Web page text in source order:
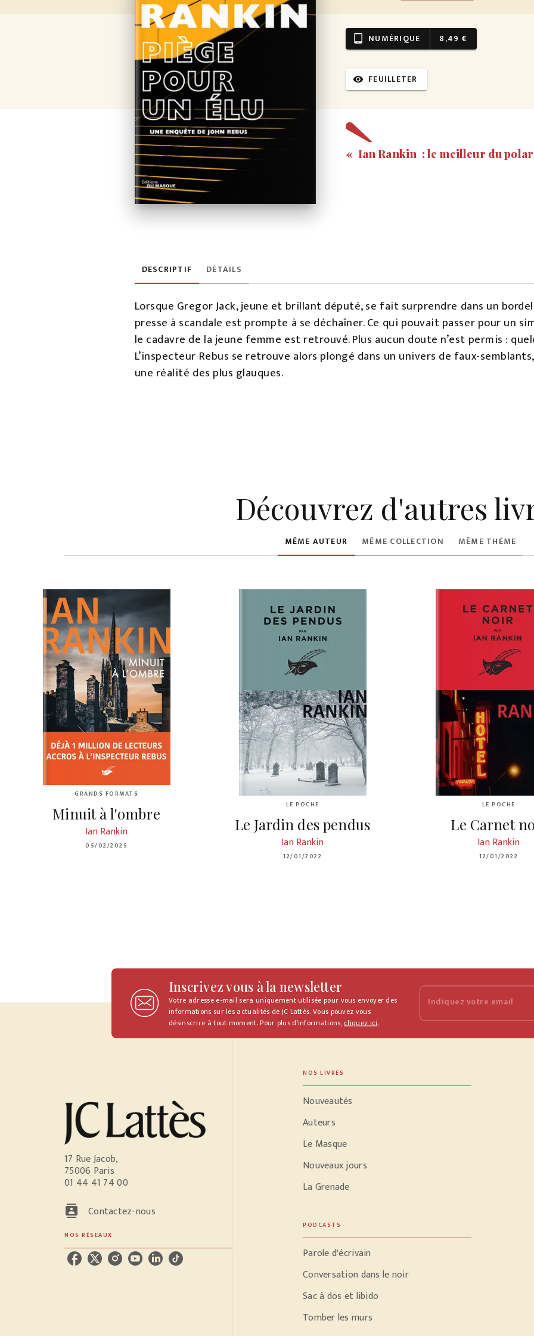
tablet_android NUMÉRIQUE 8,49 €
visibility FEUILLETER
« Ian Rankin : le meilleur du
DESCRIPTIF DÉTAILS
Lorsque Gregor Jack, jeune et brillant député, se fait surprendre dans un
presse à scandale est prompte à se déchaîner. Ce qui pouvait passer pour un
le cadavre de la jeune femme est retrouvé. Plus aucun doute n’est permis :
L’inspecteur Rebus se retrouve alors plongé dans un univers de faux-
une réalité des plus glauques.
Découvrez d'autres
MÊME AUTEUR MÊME COLLECTION MÊME THÈME
GRANDS FORMATS
Minuit à l'ombre
Ian Rankin
05/02/2025
LE POCHE
Le Jardin des pendus
Ian Rankin
12/01/2022
LE POCHE
Le Carnet
Ian Rankin
12/01/2022
Inscrivez vous à la newsletter
Votre adresse e-mail sera uniquement utilisée pour vous envoyer des
informations sur les actualités de JC Lattès. Vous pouvez vous
désinscrire à tout moment. Pour plus d’informations,cliquez ici.
Indiquez votre email
17 Rue Jacob,
75006 Paris
01 44 41 74 00
contacts Contactez-nous
NOS RÉSEAUX
NOS LIVRES
Nouveautés
Auteurs
Le Masque
Nouveaux jours
La Grenade
PODCASTS
Parole d'écrivain
Conversation dans le noir
Sac à dos et libido
Tomber les murs